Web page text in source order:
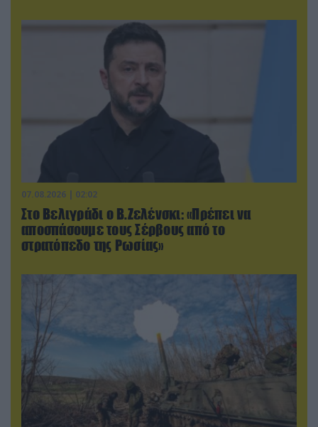
07.08.2026 | 02:02
Στο Βελιγράδι ο Β.Ζελένσκι: «Πρέπει να
αποσπάσουμε τους Σέρβους από το
στρατόπεδο της Ρωσίας»